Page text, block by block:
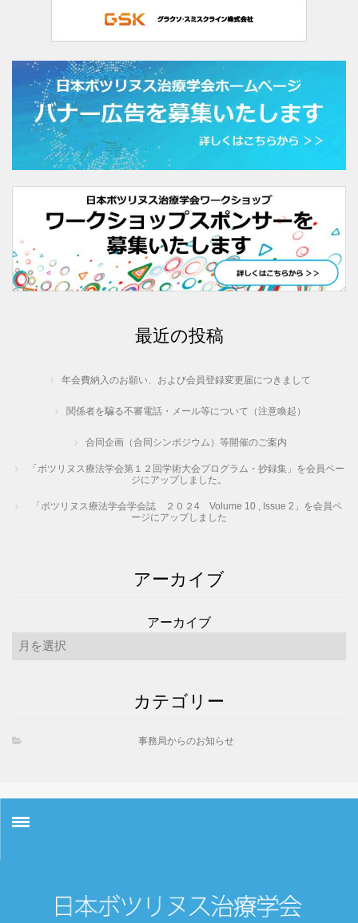
最近の投稿
年会費納入のお願い、および会員登録変更届につきまして
関係者を騙る不審電話・メール等について（注意喚起）
合同企画（合同シンポジウム）等開催のご案内
「ボツリヌス療法学会第１２回学術大会プログラム・抄録集」を会員ペー
ジにアップしました。
「ボツリヌス療法学会学会誌 ２０２4 Volume 10 , Issue 2」を会員ペ
ージにアップしました
アーカイブ
アーカイブ
カテゴリー
事務局からのお知らせ
学会概要